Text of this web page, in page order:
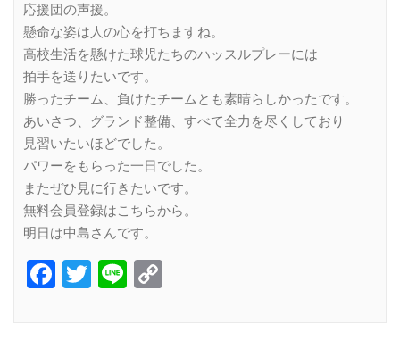
応援団の声援。
懸命な姿は人の心を打ちますね。
高校生活を懸けた球児たちのハッスルプレーには
拍手を送りたいです。
勝ったチーム、負けたチームとも素晴らしかったです。
あいさつ、グランド整備、すべて全力を尽くしており
見習いたいほどでした。
パワーをもらった一日でした。
またぜひ見に行きたいです。
無料会員登録はこちらから。
明日は中島さんです。
Facebook
Twitter
Line